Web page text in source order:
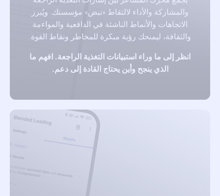
والمشاركة والأداء لالتقاط «نبض» مؤسستك. ويُبرز
الاتجاهات والأنماط الناشئة في الدافعية والمواءمة
والثقافة، ليمنحك رؤية مبكرة للمخاطر ونقاط القوة.
انظر إلى ما وراء استبيانات التغذية الراجعة. افهم ما
الذي ينجح وأين يحتاج القادة إلى دعم.